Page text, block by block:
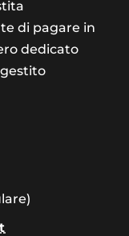
di pagare in
dedicato
gestito